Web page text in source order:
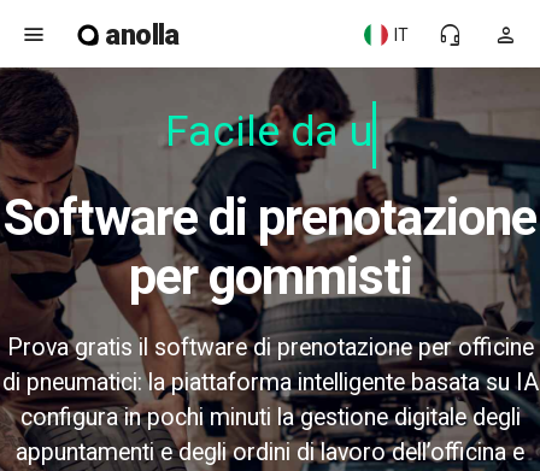
menu anolla person
headset_mic
IT
Facile da us
Software di prenotazione
per gommisti
Prova gratis il software di prenotazione per officine
di pneumatici: la piattaforma intelligente basata su IA
configura in pochi minuti la gestione digitale degli
appuntamenti e degli ordini di lavoro dell’officina e